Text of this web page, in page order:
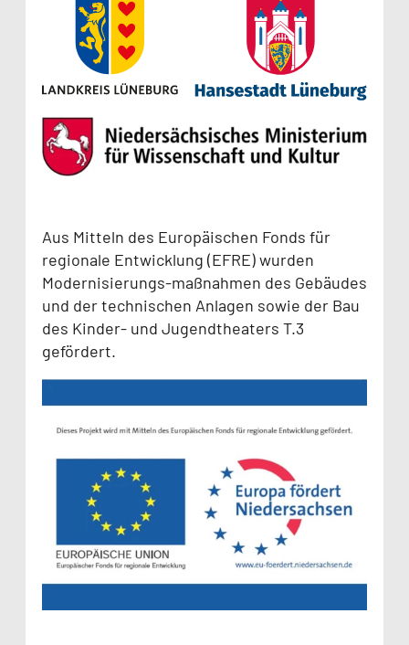
Aus Mitteln des Europäischen Fonds für
regionale Entwicklung (EFRE) wurden
Modernisierungs-maßnahmen des Gebäudes
und der technischen Anlagen sowie der Bau
des Kinder- und Jugendtheaters T.3
gefördert.